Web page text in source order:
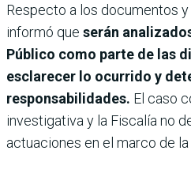
Respecto a los documentos
informó que serán
Público como parte de las
esclarecer lo ocurrido y
responsabilidades. El caso
investigativa y la Fiscalía no
actuaciones en el marco de la